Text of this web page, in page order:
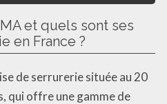
et quels sont ses
en France ?
de serrurerie située au 20
qui offre une gamme de